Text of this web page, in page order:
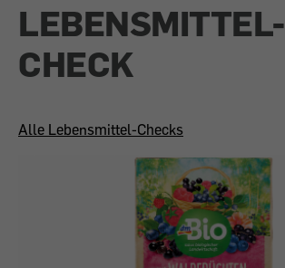
LEBENSMITTEL-
CHECK
Alle Lebensmittel-Checks